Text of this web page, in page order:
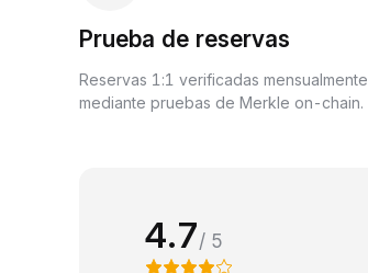
Prueba de reservas
Reservas 1:1 verificadas mensualmente
mediante pruebas de Merkle on-chain.
4.7/ 5